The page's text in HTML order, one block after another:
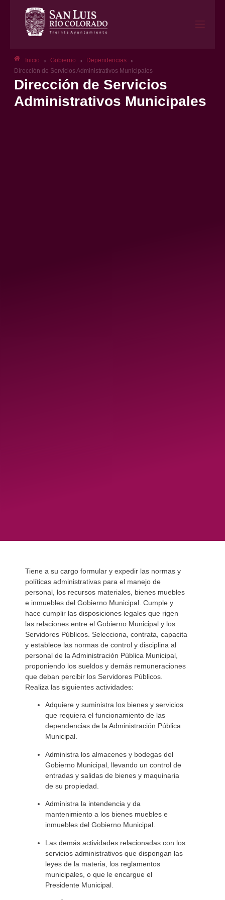
Inicio › Gobierno › Dependencias ›
Dirección de Servicios Administrativos Municipales
Dirección de Servicios
Administrativos Municipales
Tiene a su cargo formular y expedir las normas y
políticas administrativas para el manejo de
personal, los recursos materiales, bienes muebles
e inmuebles del Gobierno Municipal. Cumple y
hace cumplir las disposiciones legales que rigen
las relaciones entre el Gobierno Municipal y los
Servidores Públicos. Selecciona, contrata, capacita
y establece las normas de control y disciplina al
personal de la Administración Pública Municipal,
proponiendo los sueldos y demás remuneraciones
que deban percibir los Servidores Públicos.
Realiza las siguientes actividades:
Adquiere y suministra los bienes y servicios
que requiera el funcionamiento de las
dependencias de la Administración Pública
Municipal.
Administra los almacenes y bodegas del
Gobierno Municipal, llevando un control de
entradas y salidas de bienes y maquinaria
de su propiedad.
Administra la intendencia y da
mantenimiento a los bienes muebles e
inmuebles del Gobierno Municipal.
Las demás actividades relacionadas con los
servicios administrativos que dispongan las
leyes de la materia, los reglamentos
municipales, o que le encargue el
Presidente Municipal.